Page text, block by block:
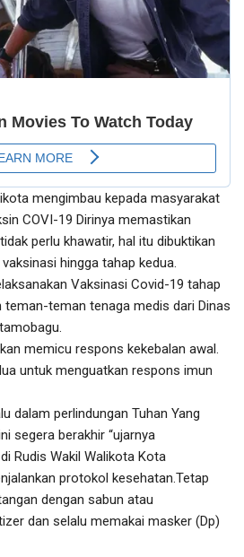
mengimbau kepada masyarakat
COVI-19 Dirinya memastikan
perlu khawatir, hal itu dibuktikan
hingga tahap kedua.
Vaksinasi Covid-19 tahap
teman-teman tenaga medis dari Dinas
memicu respons kekebalan awal.
untuk menguatkan respons imun
dalam perlindungan Tuhan Yang
segera berakhir “ujarnya
Rudis Wakil Walikota Kota
protokol kesehatan.Tetap
dengan sabun atau
dan selalu memakai masker (Dp)